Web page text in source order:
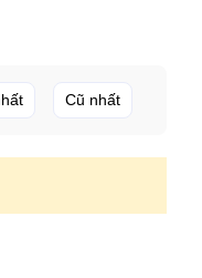
Cũ nhất